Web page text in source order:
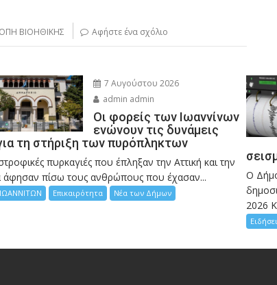
ΒΙΟΗΘΙΚΗΣ Αφήστε ένα σχόλιο
7 Αυγούστου 2026
admin admin
Οι φορείς των Ιωαννίνων
ενώνουν τις δυνάμεις
τη στήριξη των πυρόπληκτων
πυρκαγιές που έπληξαν την Αττική και την
άφησαν πίσω τους ανθρώπους που έχασαν...
Επικαιρότητα Νέα των Δήμων
Ο
2026